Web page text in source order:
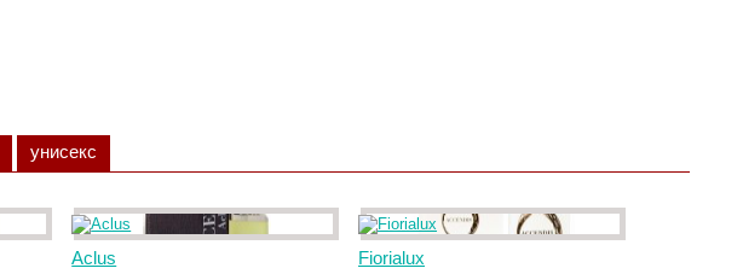
унисекс
Aclus Fiorialux